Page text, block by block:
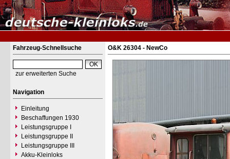
Fahrzeug-Schnellsuche
zur erweiterten Suche
Navigation
Einleitung
Beschaffungen 1930
Leistungsgruppe I
Leistungsgruppe II
Leistungsgruppe III
Akku-Kleinloks
O&K 26304 - NewCo